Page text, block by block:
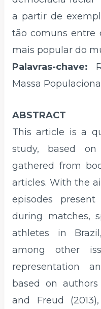
a partir de
tão comuns entre
mais popular do
Palavras-chave:
Massa
ABSTRACT
This article is a
study, based
gathered from
articles. With the
episodes
during matches,
athletes in
among other
representation
based on authors
and Freud